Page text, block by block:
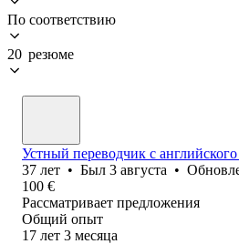
По соответствию
20 резюме
Устный переводчик с
37 лет • Был 3 августа •
100 €
Рассматривает предложения
Общий опыт
17 лет 3 месяца